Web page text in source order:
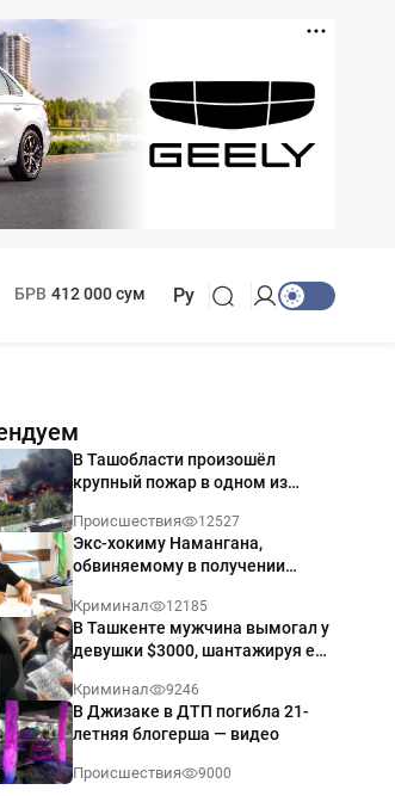
БРВ 412 000 сум Ру
В Ташобласти произошёл
крупный пожар в одном из
Происшествия 12527
Экс-хокиму Намангана,
обвиняемому в получении
приговор
Криминал 12185
В Ташкенте мужчина вымогал у
девушки $3000, шантажируя её
Криминал 9246
В Джизаке в ДТП погибла 21-
летняя блогерша — видео
Происшествия 9000